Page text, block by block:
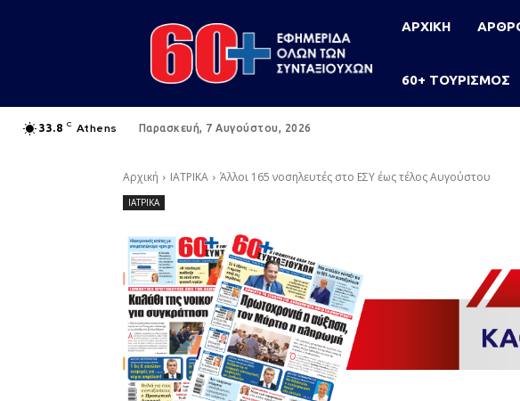
ΑΡΧΙΚΗ
60+ ΤΟΥΡΙΣΜΟΣ
33.8 C Athens Παρασκευή, 7 Αυγούστου, 2026
Αρχική ΙΑΤΡΙΚΑ Άλλοι 165 νοσηλευτές στο ΕΣΥ έως τέλος Αυγούστου
ΙΑΤΡΙΚΑ